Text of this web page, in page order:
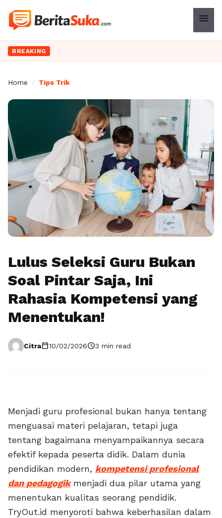
menu
BREAKING
Home / Tips Trik
Lulus Seleksi Guru Bukan
Soal Pintar Saja, Ini
Rahasia Kompetensi yang
Menentukan!
Citracalendar_today10/02/2026schedule3 min read
Menjadi guru profesional bukan hanya tentang
menguasai materi pelajaran, tetapi juga
tentang bagaimana menyampaikannya secara
efektif kepada peserta didik. Dalam dunia
pendidikan modern, kompetensi profesional
dan pedagogikmenjadi dua pilar utama yang
menentukan kualitas seorang pendidik.
TryOut.id menyoroti bahwa keberhasilan dalam